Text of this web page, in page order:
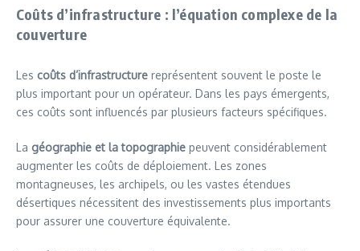
Coûts d’infrastructure : l’équation complexe de la
couverture
Les coûts d’infrastructure représentent souvent le poste le
plus important pour un opérateur. Dans les pays émergents,
ces coûts sont influencés par plusieurs facteurs spécifiques.
La géographie et la topographie peuvent considérablement
augmenter les coûts de déploiement. Les zones
montagneuses, les archipels, ou les vastes étendues
désertiques nécessitent des investissements plus importants
pour assurer une couverture équivalente.